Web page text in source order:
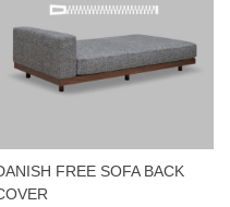
FREE SOFA BACK